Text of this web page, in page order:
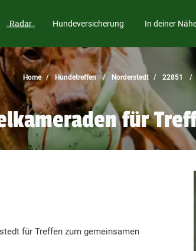
Radar Hundeversicherung In deiner
Home Hundetreffen Norderstedt 22851
für
für Treffen zum gemeinsamen